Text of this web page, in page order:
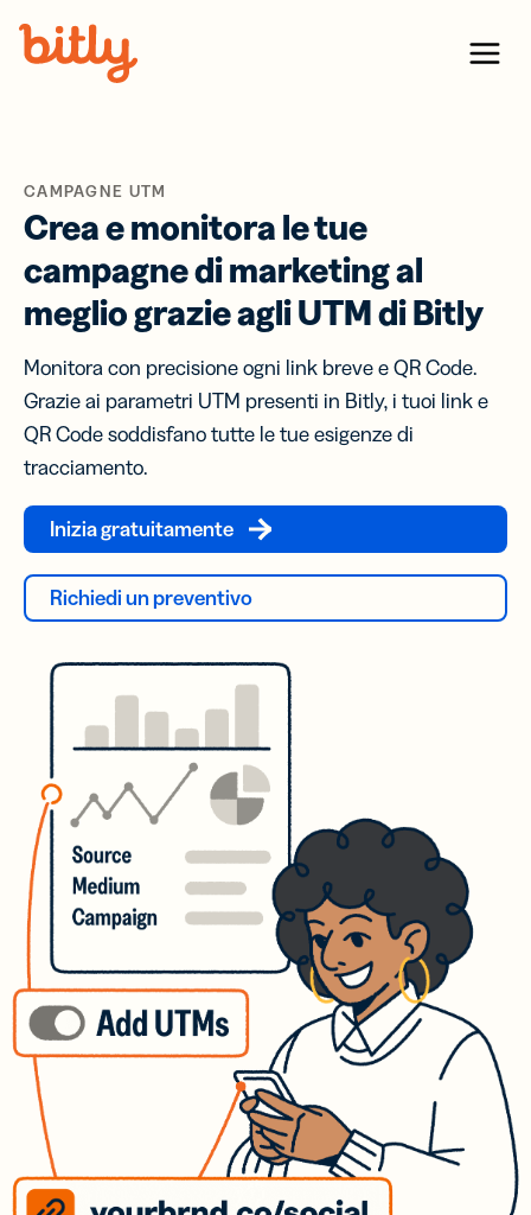
Menu
CAMPAGNE UTM
Crea e monitora le tue
campagne di marketing al
meglio grazie agli UTM di Bitly
Monitora con precisione ogni link breve e QR Code.
Grazie ai parametri UTM presenti in Bitly, i tuoi link e
QR Code soddisfano tutte le tue esigenze di
tracciamento.
Inizia gratuitamente
Richiedi un preventivo